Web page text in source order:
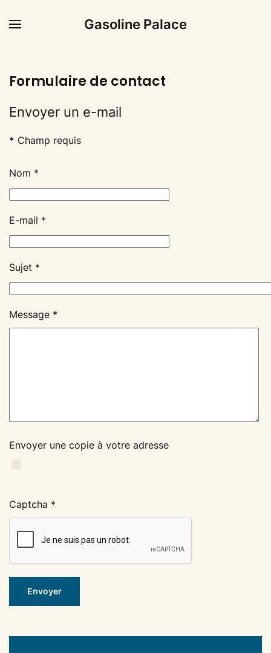
Gasoline Palace
Formulaire de contact
Envoyer un e-mail
* Champ requis
Nom *
E-mail *
Sujet *
Message *
Envoyer une copie à votre adresse
Captcha *
Envoyer